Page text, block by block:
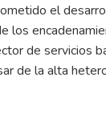
el
los
de servicios
de la alta